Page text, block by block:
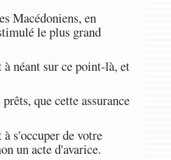
Macédoniens, en
le plus grand
néant sur ce point-là, et
que cette assurance
s'occuper de votre
un acte d'avarice.